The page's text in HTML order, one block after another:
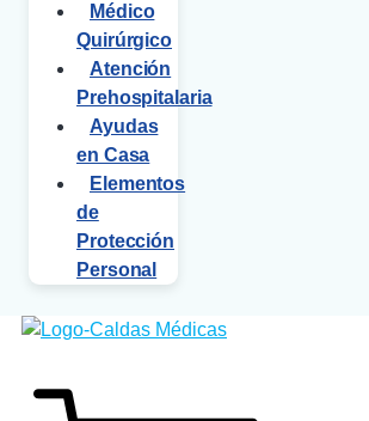
Médico
Quirúrgico
Atención
Prehospitalaria
Ayudas
en Casa
Elementos
de
Protección
Personal